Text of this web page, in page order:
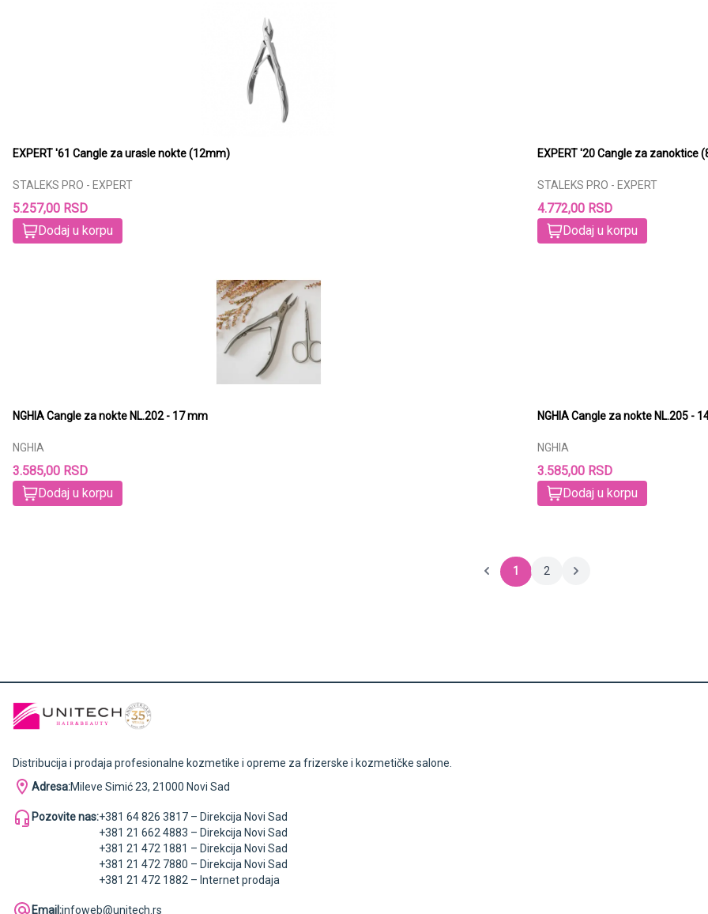
EXPERT '61 Cangle za urasle nokte (12mm)
STALEKS PRO - EXPERT
5.257,00 RSD
Dodaj u korpu
EXPERT '20 Cangle za zanoktice
STALEKS PRO - EXPERT
4.772,00 RSD
Dodaj u korpu
NGHIA Cangle za nokte NL.202 - 17 mm
NGHIA
3.585,00 RSD
Dodaj u korpu
NGHIA Cangle za nokte NL.205 -
NGHIA
3.585,00 RSD
Dodaj u korpu
1 2
Distribucija i prodaja profesionalne kozmetike i opreme za frizerske i kozmetičke salone.
Adresa:Mileve Simić 23, 21000 Novi Sad
Pozovite nas:+381 64 826 3817 – Direkcija Novi Sad
+381 21 662 4883 – Direkcija Novi Sad
+381 21 472 1881 – Direkcija Novi Sad
+381 21 472 7880 – Direkcija Novi Sad
+381 21 472 1882 – Internet prodaja
Email:infoweb@unitech.rs